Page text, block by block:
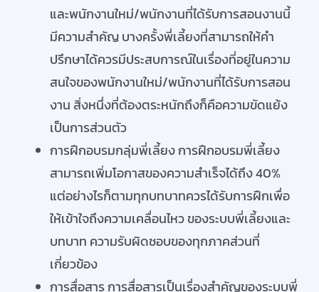
และพนักงานใหม่/พนักงานที่ได้รับการสอนงานนี้
มีความสำคัญ บางครั้งพี่เลี้ยงที่สามารถให้คำ
ปรึกษาได้ควรมีประสบการณ์ในเรื่องที่อยู่ในความ
สนใจของพนักงานใหม่/พนักงานที่ได้รับการสอน
งาน สิ่งหนึ่งที่ต้องตระหนักถึงก็คือความขัดแย้ง
เป็นการส่วนตัว
การฝึกอบรมกลุ่มพี่เลี้ยง การฝึกอบรมพี่เลี้ยง
สามารถเพิ่มโอกาสของความสำเร็จได้ถึง 40%
แต่อย่างไรก็ตามทุกบทบาทควรได้รับการฝึกเพื่อ
ให้เข้าใจถึงความเคลื่อนไหว ของระบบพี่เลี้ยงและ
บทบาท ความรับผิดชอบของทุกภาคส่วนที่
เกี่ยวข้อง
การสื่อสาร การสื่อสารเป็นเรื่องสำคัญของระบบพี่